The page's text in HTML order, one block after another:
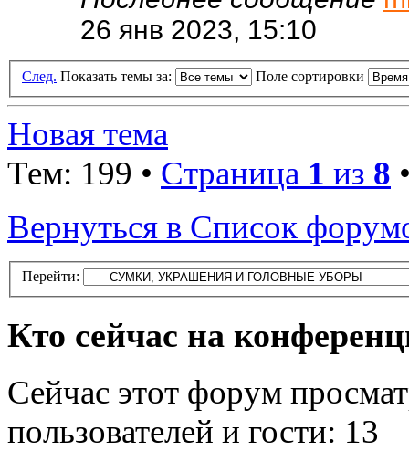
26 янв 2023, 15:10
След. Показать темы за: Поле сортировки
Новая тема
Тем: 199 • Страница 1 из 8
Вернуться в Список
Перейти:
Кто сейчас на
Сейчас этот форум
пользователей и гости: 13